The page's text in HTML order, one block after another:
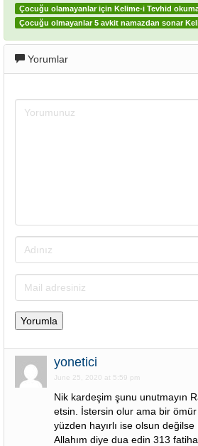
Çocuğu olamayanlar için Kelime-i Tevhid
Çocuğu olmayanlar 5 avkit namazdan sonar
Yorumlar
yonetici
June 25, 2020 at 5:59 pm
Nik kardeşim şunu unutmayın
etsin. İstersin olur ama bir
yüzden hayırlı ise olsun değilse
Allahım diye dua edin 313